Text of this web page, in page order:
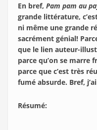
En bref, Pam pam au
grande littérature,
ni même une grande
sacrément génial!
que le lien auteur-
parce qu’on se marre
parce que c’est très
fumé absurde. Bref,
Résumé: